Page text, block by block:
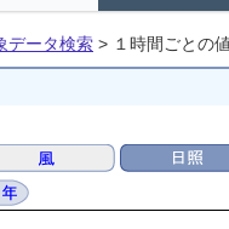
データ検索 > １時間ごとの